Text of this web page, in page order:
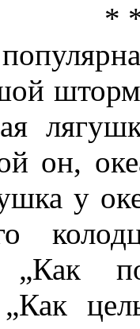
*
он,
у
„Как